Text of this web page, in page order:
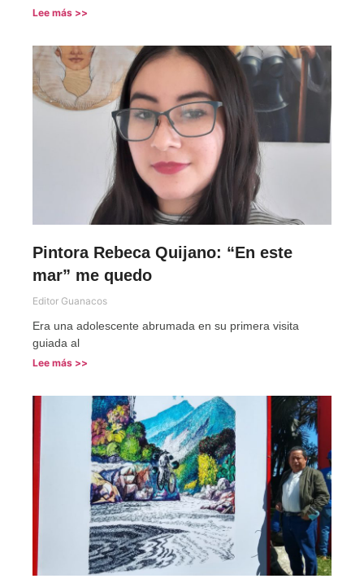
Lee más >>
Pintora Rebeca Quijano: “En este
mar” me quedo
Editor Guanacos
Era una adolescente abrumada en su primera visita
guiada al
Lee más >>